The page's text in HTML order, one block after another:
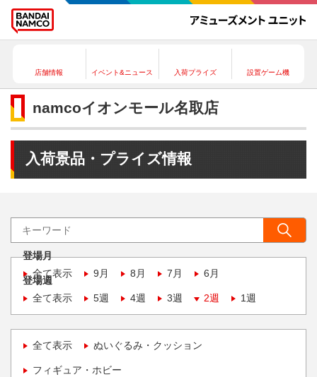
店舗情報 イベント&ニュース 入荷プライズ 設置ゲーム機
namcoイオンモール名取店
入荷景品・プライズ情報
登場月
全て表示
9月 8月 7月 6月
登場週
全て表示
5週 4週 3週 2週 1週
全て表示 ぬいぐるみ・クッション
フィギュア・ホビー